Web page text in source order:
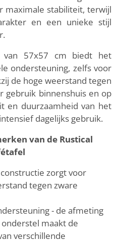
maximale stabiliteit, terwijl
en een unieke stijl
van 57x57 cm biedt het
ondersteuning, zelfs voor
de hoge weerstand tegen
gebruik binnenshuis en op
en duurzaamheid van het
dagelijks gebruik.
van de Rustical
zorgt voor
tegen zware
- de afmeting
maakt de
verschillende